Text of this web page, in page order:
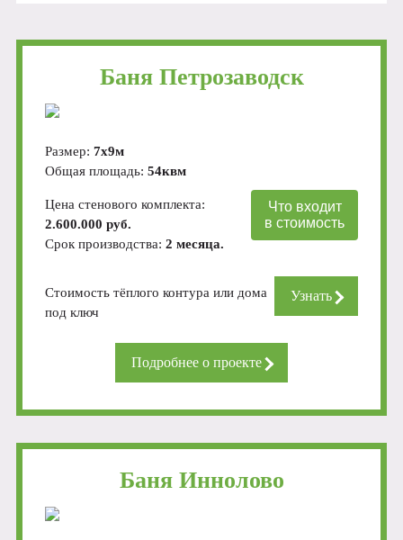
Баня Петрозаводск
Размер: 7х9м
Общая площадь: 54квм
Цена стенового комплекта:
2.600.000 руб.
Срок производства: 2 месяца.
Что входит
в стоимость
Стоимость тёплого контура или дома
под ключ
Узнать
Подробнее о проекте
Баня Иннолово